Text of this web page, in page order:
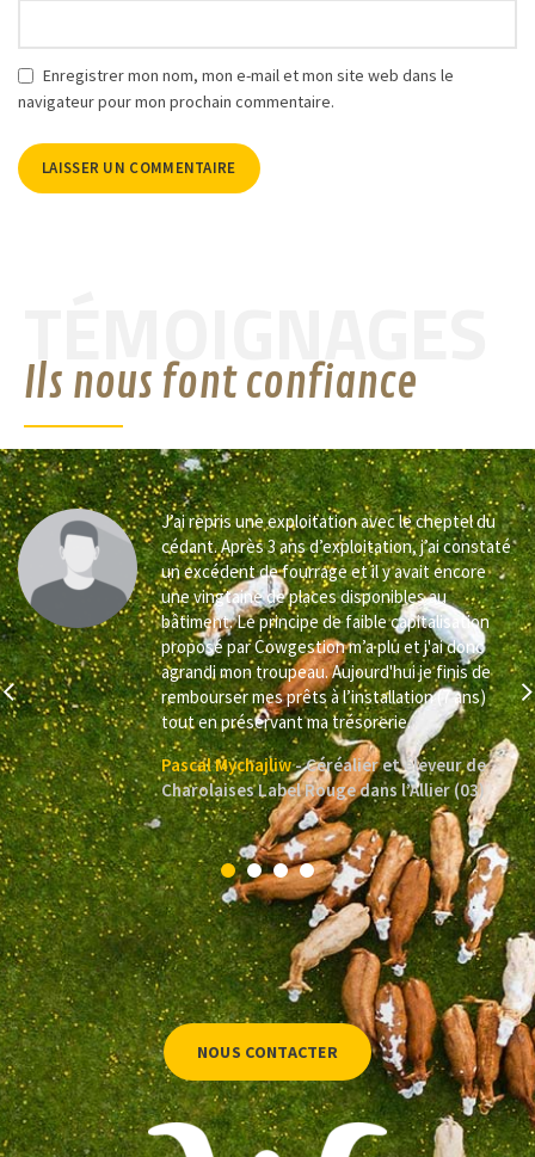
Enregistrer mon nom, mon e-mail et mon site web dans le
navigateur pour mon prochain commentaire.
TÉMOIGNAGES
Ils nous font confiance
J’ai repris une exploitation avec le cheptel du
cédant. Après 3 ans d’exploitation, j’ai constaté
un excédent de fourrage et il y avait encore
une vingtaine de places disponibles au
bâtiment. Le principe de faible capitalisation
proposé par Cowgestion m’a plu et j'ai donc
agrandi mon troupeau. Aujourd'hui je finis de
rembourser mes prêts à l’installation (7 ans)
tout en préservant ma trésorerie.
Pascal Mychajliw Céréalier et éleveur de
Charolaises Label Rouge dans l’Allier (03)
NOUS CONTACTER